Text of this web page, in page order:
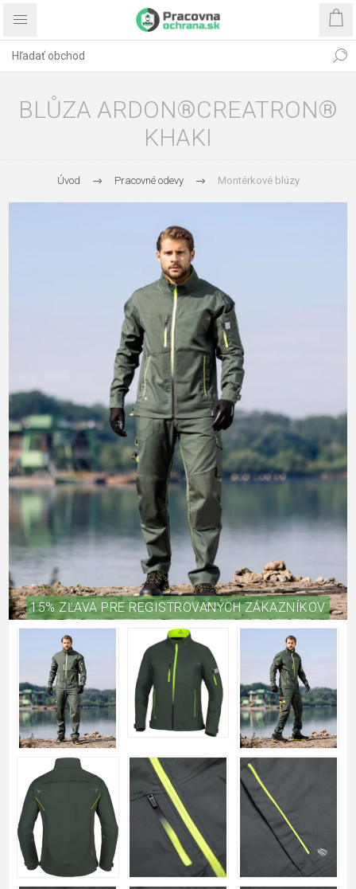
BLŮZA ARDON®CREATRON®
KHAKI
Úvod Pracovné odevy Montérkové blúzy
15% ZĽAVA PRE REGISTROVANÝCH ZÁKAZNÍKOV